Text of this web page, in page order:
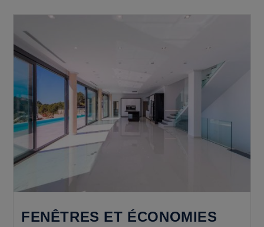
FENÊTRES ET ÉCONOMIES